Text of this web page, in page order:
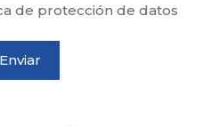
de protección de datos